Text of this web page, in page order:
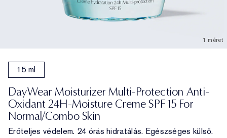
1 méret
15 ml
DayWear Moisturizer Multi-Protection Anti-
Oxidant 24H-Moisture Creme SPF 15 For
Normal/Combo Skin
Erőteljes védelem. 24 órás hidratálás. Egészséges külső.